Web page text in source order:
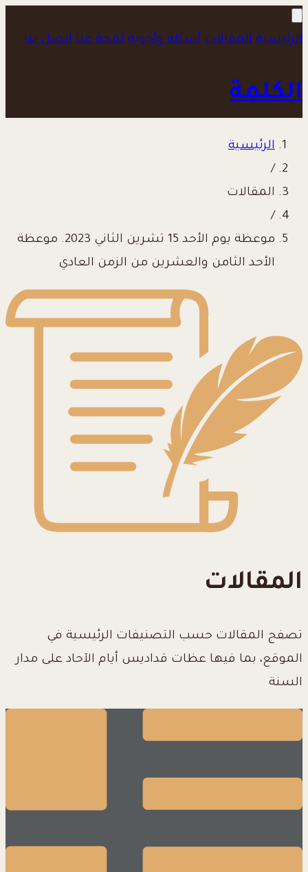
الرئيسية المقالات أسئلة وأجوبة لمحة عنا اتصل بنا
الكلمة
الرئيسية
/
المقالات
/
موعظة يوم الأحد 15 تشرين الثاني 2023. موعظة
الأحد الثامن والعشرين من الزمن العادي
المقالات
تصفح المقالات حسب التصنيفات الرئيسية في
الموقع، بما فيها عظات قداديس أيام الآحاد على مدار
السنة